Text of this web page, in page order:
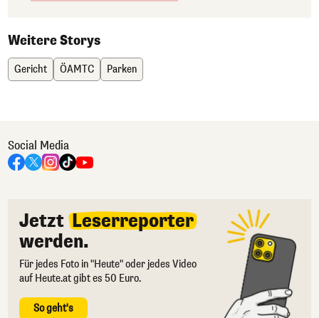
Weitere Storys
Gericht ÖAMTC Parken
Social Media
Jetzt Leserreporter
werden.
Für jedes Foto in "Heute" oder jedes Video
auf Heute.at gibt es 50 Euro.
So geht's